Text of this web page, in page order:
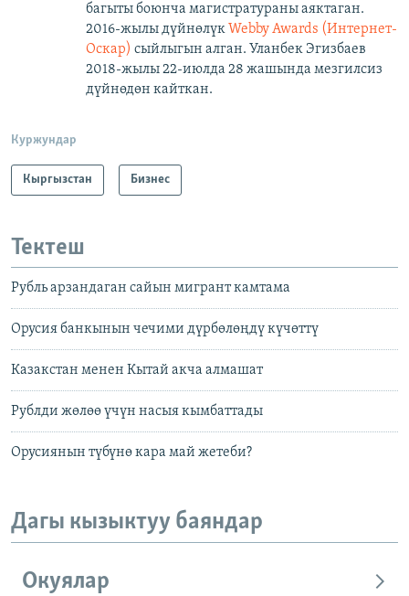
багыты боюнча магистратураны аяктаган.
2016-жылы дүйнөлүк Webby Awards (Интернет-
Оскар) сыйлыгын алган. Уланбек Эгизбаев
2018-жылы 22-июлда 28 жашында мезгилсиз
дүйнөдөн кайткан.
Куржундар
Кыргызстан Бизнес
Тектеш
Рубль арзандаган сайын мигрант камтама
Орусия банкынын чечими дүрбөлөңдү күчөттү
Казакстан менен Кытай акча алмашат
Рублди жөлөө үчүн насыя кымбаттады
Орусиянын түбүнө кара май жетеби?
Дагы кызыктуу баяндар
Окуялар